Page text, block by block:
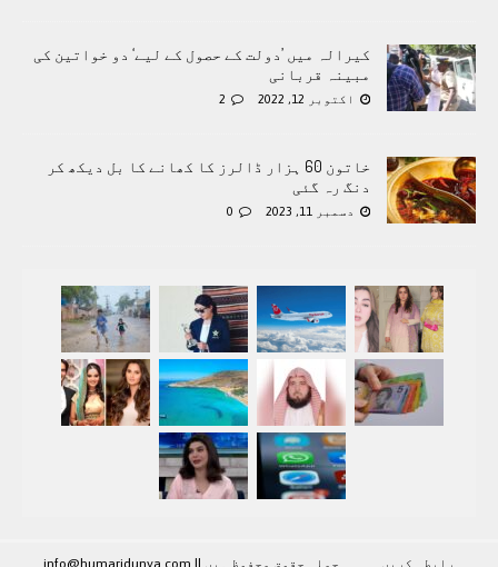
کیرالہ میں ’دولت کے حصول کے لیے‘ دو خواتین کی
مبینہ قربانی
اکتوبر 12, 2022 2
خاتون 60 ہزار ڈالرز کا کھانے کا بل دیکھ کر
دنگ رہ گئی
دسمبر 11, 2023 0